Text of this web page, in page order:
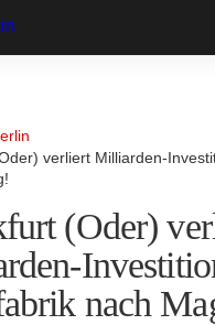
verliert Milliarden-
(Oder)
nach